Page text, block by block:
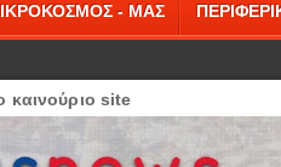
- ΜΑΣ
καινούριο site